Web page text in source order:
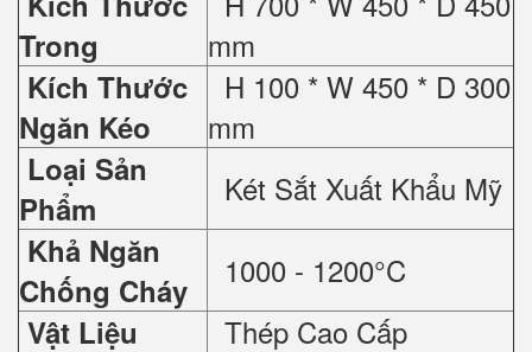
Trong
mm
Kích Thước
Ngăn Kéo
H 100 * W 450 * D 300
mm
Loại Sản
Phẩm
Két Sắt Xuất Khẩu Mỹ
Khả Ngăn
Chống Cháy
1000 - 1200°C
Vật Liệu Thép Cao Cấp